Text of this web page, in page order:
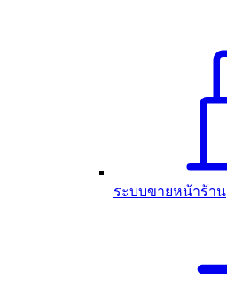
ระบบขายหน้าร้าน